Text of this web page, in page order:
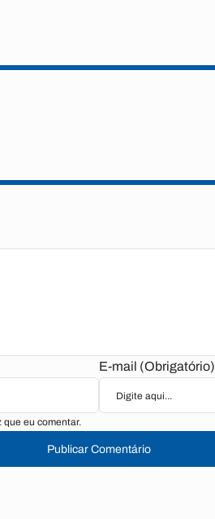
E-mail (Obrigatório)
que eu comentar.
Publicar Comentário